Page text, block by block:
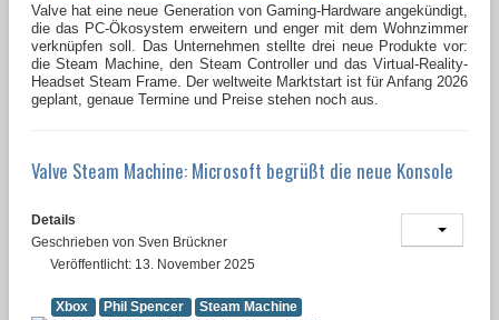
Valve hat eine neue Generation von Gaming-Hardware angekündigt,
die das PC-Ökosystem erweitern und enger mit dem Wohnzimmer
verknüpfen soll. Das Unternehmen stellte drei neue Produkte vor:
die Steam Machine, den Steam Controller und das Virtual-Reality-
Headset Steam Frame. Der weltweite Marktstart ist für Anfang 2026
geplant, genaue Termine und Preise stehen noch aus.
Valve Steam Machine: Microsoft begrüßt die neue Konsole
Details
Geschrieben von Sven Brückner
Veröffentlicht: 13. November 2025
Xbox Phil Spencer
Steam Machine